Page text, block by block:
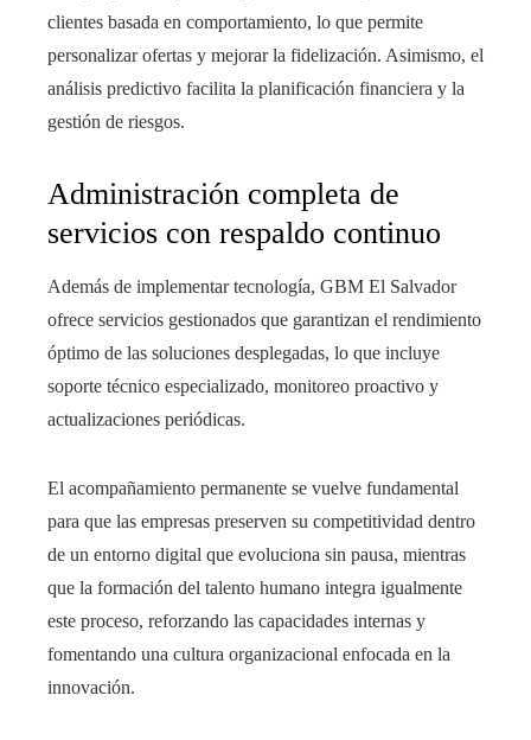
clientes basada en comportamiento, lo que permite
personalizar ofertas y mejorar la fidelización. Asimismo, el
análisis predictivo facilita la planificación financiera y la
gestión de riesgos.
Administración completa de
servicios con respaldo continuo
Además de implementar tecnología, GBM El Salvador
ofrece servicios gestionados que garantizan el rendimiento
óptimo de las soluciones desplegadas, lo que incluye
soporte técnico especializado, monitoreo proactivo y
actualizaciones periódicas.
El acompañamiento permanente se vuelve fundamental
para que las empresas preserven su competitividad dentro
de un entorno digital que evoluciona sin pausa, mientras
que la formación del talento humano integra igualmente
este proceso, reforzando las capacidades internas y
fomentando una cultura organizacional enfocada en la
innovación.